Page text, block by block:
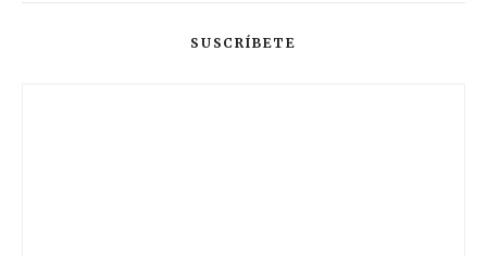
SUSCRÍBETE